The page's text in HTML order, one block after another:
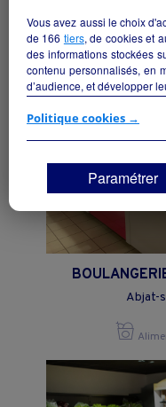
Abjat-
Vous avez aussi le choix
de 166 tiers, de cookies et
des informations stockées
contenu personnalisés, en
d’audience, et développer
Si vous continuez sans
vos centres d'intérêt.
déposés et lus sur votre
Vous pouvez exprimer
"Continuer sans
moment en cliquant sur le
page.
Politique cookies →
Paramétrer